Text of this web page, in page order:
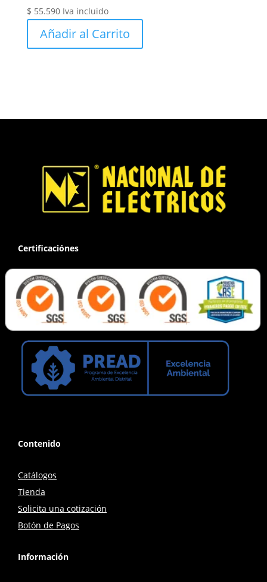
$ 55.590 Iva incluido
Añadir al Carrito
Certificaciónes
Contenido
Catálogos
Tienda
Solicita una cotización
Botón de Pagos
Información